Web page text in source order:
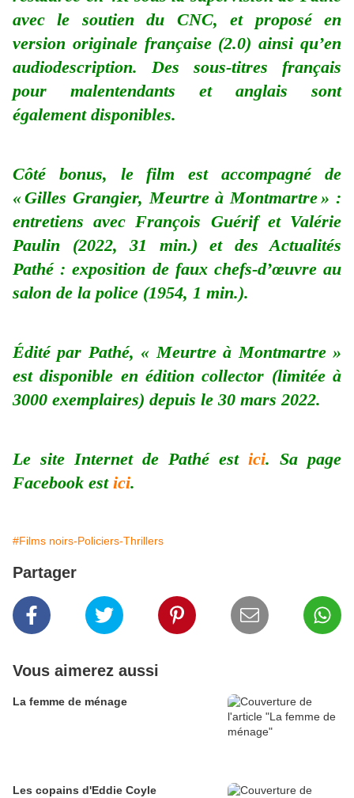
avec le soutien du CNC, et proposé en
version originale française (2.0) ainsi qu’en
audiodescription. Des sous-titres français
pour malentendants et anglais sont
également disponibles.
Côté bonus, le film est accompagné de
« Gilles Grangier, Meurtre à Montmartre » :
entretiens avec François Guérif et Valérie
Paulin (2022, 31 min.) et des Actualités
Pathé : exposition de faux chefs-d’œuvre au
salon de la police (1954, 1 min.).
Édité par Pathé, « Meurtre à Montmartre »
est disponible en édition collector (limitée à
3000 exemplaires) depuis le 30 mars 2022.
Le site Internet de Pathé est ici. Sa page
Facebook est ici.
#Films noirs-Policiers-Thrillers
Partager
Vous aimerez aussi
La femme de ménage
Les copains d'Eddie Coyle